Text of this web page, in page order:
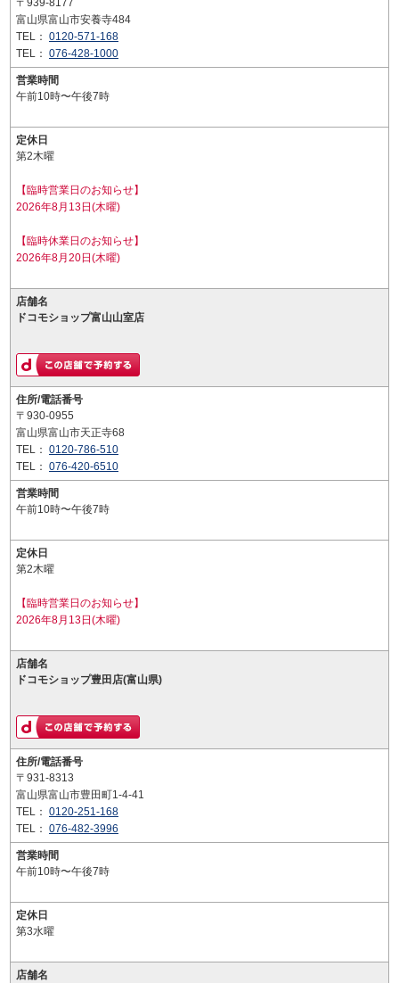
〒939-8177
富山県富山市安養寺484
TEL： 0120-571-168
TEL： 076-428-1000
営業時間
午前10時〜午後7時
定休日
第2木曜
【臨時営業日のお知らせ】
2026年8月13日(木曜)
【臨時休業日のお知らせ】
2026年8月20日(木曜)
店舗名
ドコモショップ富山山室店
住所/電話番号
〒930-0955
富山県富山市天正寺68
TEL： 0120-786-510
TEL： 076-420-6510
営業時間
午前10時〜午後7時
定休日
第2木曜
【臨時営業日のお知らせ】
2026年8月13日(木曜)
店舗名
ドコモショップ豊田店(富山県)
住所/電話番号
〒931-8313
富山県富山市豊田町1-4-41
TEL： 0120-251-168
TEL： 076-482-3996
営業時間
午前10時〜午後7時
定休日
第3水曜
店舗名